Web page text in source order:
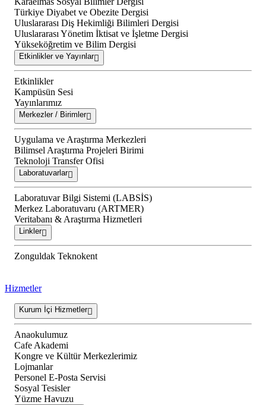
Türkiye Diyabet ve Obezite Dergisi
Uluslararası Diş Hekimliği Bilimleri Dergisi
Uluslararası Yönetim İktisat ve İşletme Dergisi
Yükseköğretim ve Bilim Dergisi
Etkinlikler ve Yayınlar
Etkinlikler
Kampüsün Sesi
Yayınlarımız
Merkezler / Birimler
Uygulama ve Araştırma Merkezleri
Bilimsel Araştırma Projeleri Birimi
Teknoloji Transfer Ofisi
Laboratuvarlar
Laboratuvar Bilgi Sistemi (LABSİS)
Merkez Laboratuvaru (ARTMER)
Veritabanı & Araştırma Hizmetleri
Linkler
Zonguldak Teknokent
Hizmetler
Kurum İçi Hizmetler
Anaokulumuz
Cafe Akademi
Kongre ve Kültür Merkezlerimiz
Lojmanlar
Personel E-Posta Servisi
Sosyal Tesisler
Yüzme Havuzu